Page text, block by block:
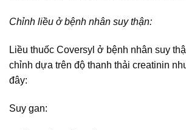
Chỉnh liều ở bệnh nhân suy thận:
Liều thuốc Coversyl ở bệnh nhân suy
chỉnh dựa trên độ thanh thải creatinin
đây:
Suy gan: